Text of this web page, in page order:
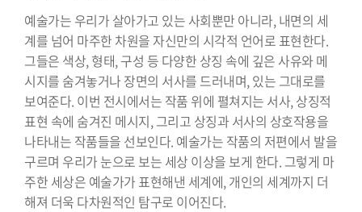
예술가는 우리가 살아가고 있는 사회뿐만 아니라, 내면의 세
계를 넘어 마주한 차원을 자신만의 시각적 언어로 표현한다.
그들은 색상, 형태, 구성 등 다양한 상징 속에 깊은 사유와 메
시지를 숨겨놓거나 장면의 서사를 드러내며, 있는 그대로를
보여준다. 이번 전시에서는 작품 위에 펼쳐지는 서사, 상징적
표현 속에 숨겨진 메시지, 그리고 상징과 서사의 상호작용을
나타내는 작품들을 선보인다. 예술가는 작품의 저편에서 발을
구르며 우리가 눈으로 보는 세상 이상을 보게 한다. 그렇게 마
주한 세상은 예술가가 표현해낸 세계에, 개인의 세계까지 더
해져 더욱 다차원적인 탐구로 이어진다.